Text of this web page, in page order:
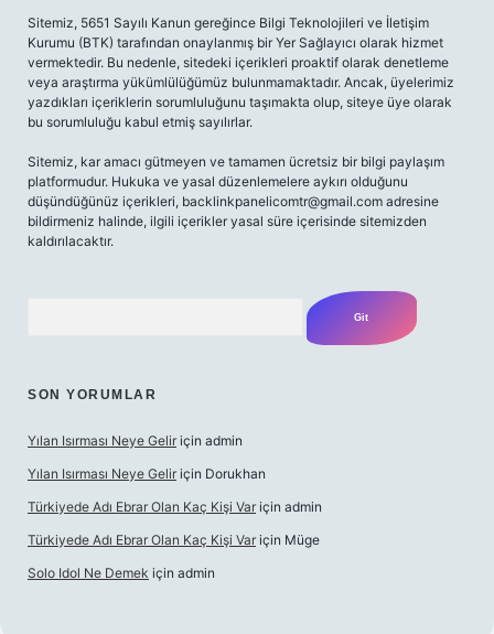
Sitemiz, 5651 Sayılı Kanun gereğince Bilgi Teknolojileri ve İletişim
Kurumu (BTK) tarafından onaylanmış bir Yer Sağlayıcı olarak hizmet
vermektedir. Bu nedenle, sitedeki içerikleri proaktif olarak denetleme
veya araştırma yükümlülüğümüz bulunmamaktadır. Ancak, üyelerimiz
yazdıkları içeriklerin sorumluluğunu taşımakta olup, siteye üye olarak
bu sorumluluğu kabul etmiş sayılırlar.
Sitemiz, kar amacı gütmeyen ve tamamen ücretsiz bir bilgi paylaşım
platformudur. Hukuka ve yasal düzenlemelere aykırı olduğunu
düşündüğünüz içerikleri, backlinkpanelicomtr@gmail.com adresine
bildirmeniz halinde, ilgili içerikler yasal süre içerisinde sitemizden
kaldırılacaktır.
SON YORUMLAR
Yılan Isırması Neye Gelir için admin
Yılan Isırması Neye Gelir için Dorukhan
Türkiyede Adı Ebrar Olan Kaç Kişi Var için admin
Türkiyede Adı Ebrar Olan Kaç Kişi Var için Müge
Solo Idol Ne Demek için admin